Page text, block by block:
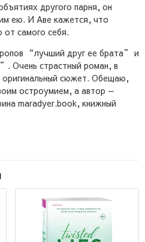
другого парня, он
ею. И Аве кажется, что
от самого себя.
“лучший друг ее брата” и
Очень страстный роман, в
сюжет. Обещаю,
остроумием, а автор —
maradyer.book, книжный